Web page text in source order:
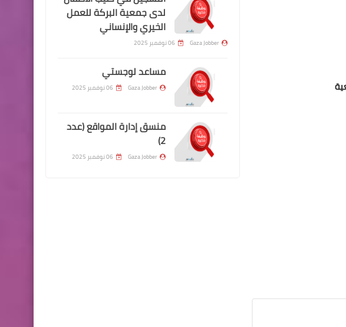
لدى جمعية البركة للعمل
الخيري والإنساني
Gaza Jobber 06 نوفمبر 2025
مساعد لوجستي
Gaza Jobber 06 نوفمبر 2025
منسق إدارة المواقع (عدد
2)
Gaza Jobber 06 نوفمبر 2025